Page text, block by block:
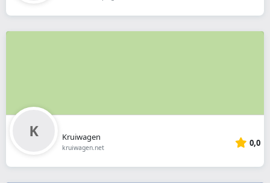
Kruiwagen
kruiwagen.net 0,0